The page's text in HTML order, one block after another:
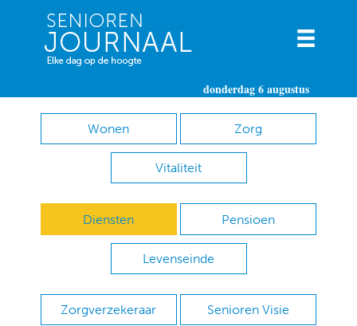
donderdag 6 augustus
Wonen Zorg
Vitaliteit
Diensten Pensioen
Levenseinde
Zorgverzekeraar Senioren Visie